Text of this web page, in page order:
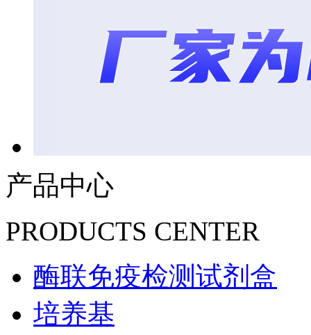
产品中心
PRODUCTS CENTER
酶联免疫检测试剂盒
培养基